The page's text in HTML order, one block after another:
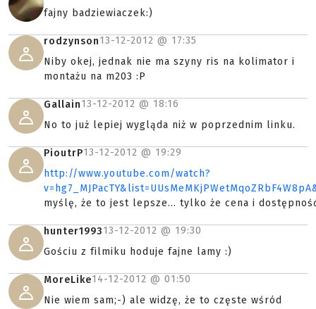
fajny badziewiaczek:)
rodzynson13-12-2012 @ 17:35
Niby okej, jednak nie ma szyny ris na kolimator i
montażu na m203 :P
Gallain13-12-2012 @ 18:16
No to już lepiej wygląda niż w poprzednim linku.
PioutrP13-12-2012 @ 19:29
http://www.youtube.com/watch?
myślę, że to jest lepsze... tylko że cena i
hunter199313-12-2012 @ 19:30
Gościu z filmiku hoduje fajne lamy :)
MoreLike14-12-2012 @ 01:50
Nie wiem sam;-) ale widzę, że to częste wśród